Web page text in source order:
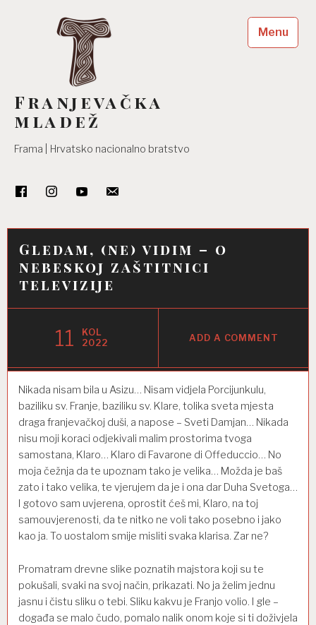
Franjevačka
mladež
Frama | Hrvatsko nacionalno bratstvo
Menu
Gledam, (ne) vidim – o
nebeskoj zaštitnici
televizije
11
KOL
2022
ADD A COMMENT
Nikada nisam bila u Asizu… Nisam vidjela Porcijunkulu,
baziliku sv. Franje, baziliku sv. Klare, tolika sveta mjesta
draga franjevačkoj duši, a napose – Sveti Damjan… Nikada
nisu moji koraci odjekivali malim prostorima tvoga
samostana, Klaro… Klaro di Favarone di Offeduccio… No
moja čežnja da te upoznam tako je velika… Možda je baš
zato i tako velika, te vjerujem da je i ona dar Duha Svetoga…
I gotovo sam uvjerena, oprostit ćeš mi, Klaro, na toj
samouvjerenosti, da te nitko ne voli tako posebno i jako
kao ja. To uostalom smije misliti svaka klarisa. Zar ne?
Promatram drevne slike poznatih majstora koji su te
pokušali, svaki na svoj način, prikazati. No ja želim jednu
jasnu i čistu sliku o tebi. Sliku kakvu je Franjo volio. I gle –
događa se malo čudo, pomalo nalik onom koje si ti doživjela